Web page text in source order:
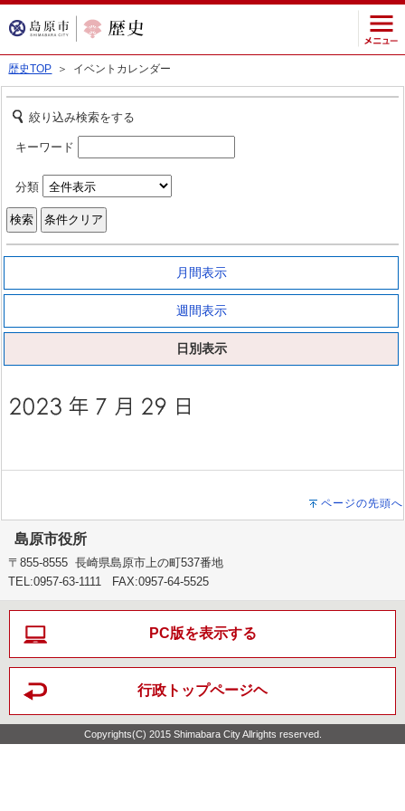
歴史TOP ＞ イベントカレンダー
絞り込み検索をする
キーワード
分類
月間表示
週間表示
日別表示
ページの先頭へ
島原市役所
〒855-8555 長崎県島原市上の町537番地
TEL:0957-63-1111 FAX:0957-64-5525
PC版を表示する
行政トップページヘ
Copyrights(C) 2015 Shimabara City Allrights reserved.